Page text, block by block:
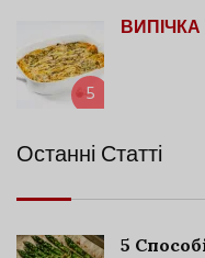
5
Останні Статті
5